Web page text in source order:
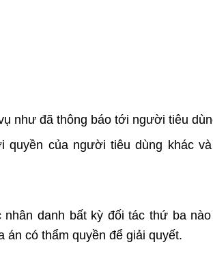
như đã thông báo tới người tiêu
của người tiêu dùng khác
danh bất kỳ đối tác thứ ba
án có thẩm quyền để giải quyết.